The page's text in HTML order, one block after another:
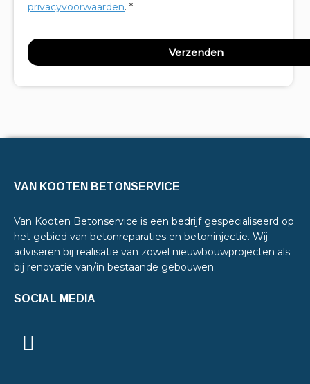
privacyvoorwaarden. *
VAN KOOTEN BETONSERVICE
Van Kooten Betonservice is een bedrijf gespecialiseerd op
het gebied van betonreparaties en betoninjectie. Wij
adviseren bij realisatie van zowel nieuwbouwprojecten als
bij renovatie van/in bestaande gebouwen.
SOCIAL MEDIA